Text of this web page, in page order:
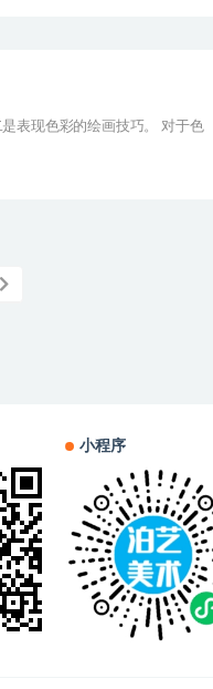
表现色彩的绘画技巧。 对于色
小程序